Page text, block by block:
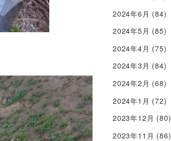
2024年6月 (84)
2024年5月 (85)
2024年4月 (75)
2024年3月 (84)
2024年2月 (68)
2024年1月 (72)
2023年12月 (80)
2023年11月 (86)